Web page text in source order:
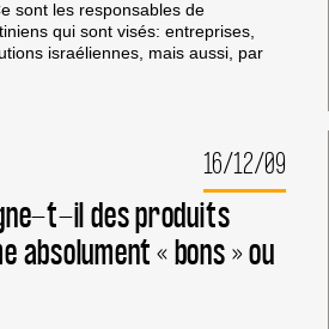
sont les responsables de
qui sont visés: entreprises,
israéliennes, mais aussi, par
16/12/09
t-il des produits
absolument « bons » ou